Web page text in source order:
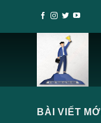
BÀI VIẾT MỚI